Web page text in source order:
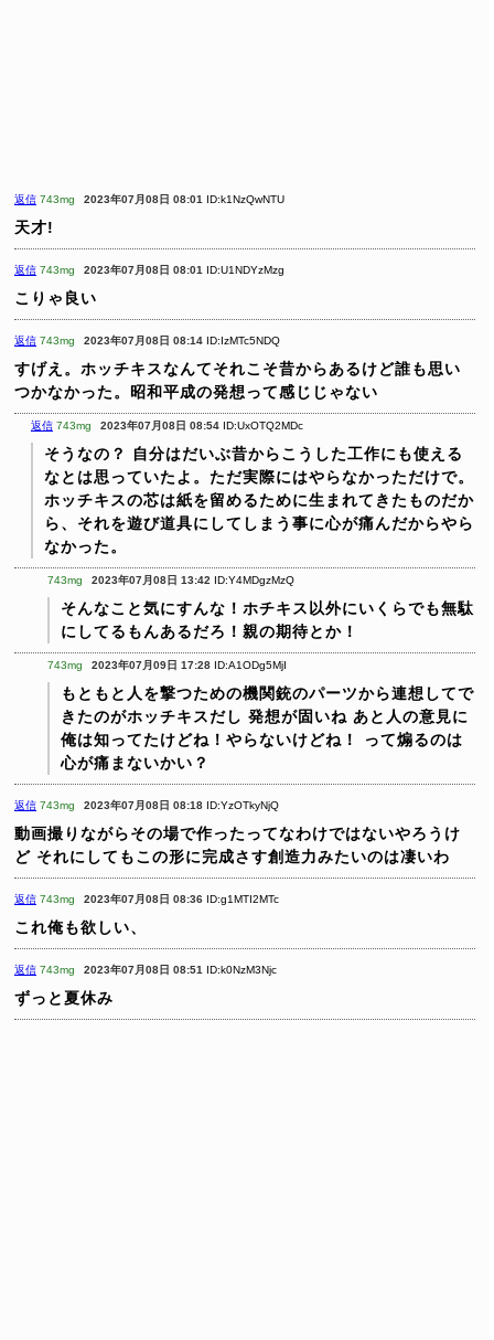
返信 743mg 2023年07月08日 08:01 ID:k1NzQwNTU
天才!
返信 743mg 2023年07月08日 08:01 ID:U1NDYzMzg
こりゃ良い
返信 743mg 2023年07月08日 08:14 ID:IzMTc5NDQ
すげえ。ホッチキスなんてそれこそ昔からあるけど誰も思い
つかなかった。昭和平成の発想って感じじゃない
返信 743mg 2023年07月08日 08:54 ID:UxOTQ2MDc
そうなの？ 自分はだいぶ昔からこうした工作にも使える
なとは思っていたよ。ただ実際にはやらなかっただけで。
ホッチキスの芯は紙を留めるために生まれてきたものだか
ら、それを遊び道具にしてしまう事に心が痛んだからやら
なかった。
743mg 2023年07月08日 13:42 ID:Y4MDgzMzQ
そんなこと気にすんな！ホチキス以外にいくらでも無駄
にしてるもんあるだろ！親の期待とか！
743mg 2023年07月09日 17:28 ID:A1ODg5MjI
もともと人を撃つための機関銃のパーツから連想してで
きたのがホッチキスだし 発想が固いね あと人の意見に
俺は知ってたけどね！やらないけどね！
って煽るのは
心が痛まないかい？
返信 743mg 2023年07月08日 08:18 ID:YzOTkyNjQ
動画撮りながらその場で作ったってなわけではないやろうけ
ど それにしてもこの形に完成さす創造力みたいのは凄いわ
返信 743mg 2023年07月08日 08:36 ID:g1MTI2MTc
これ俺も欲しい、
返信 743mg 2023年07月08日 08:51 ID:k0NzM3Njc
ずっと夏休み